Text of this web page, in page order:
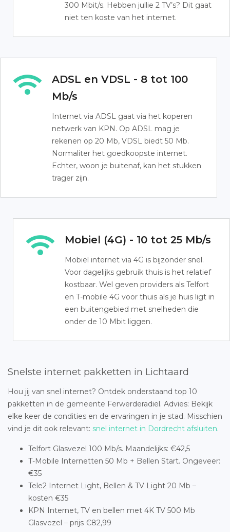
300 Mbit/s. Hebben jullie 2 TV’s? Dit gaat
niet ten koste van het internet.
ADSL en VDSL - 8 tot 100
Mb/s
Internet via ADSL gaat via het koperen
netwerk van KPN. Op ADSL mag je
rekenen op 20 Mb, VDSL biedt 50 Mb.
Normaliter het goedkoopste internet.
Echter, woon je buitenaf, kan het stukken
trager zijn.
Mobiel (4G) - 10 tot 25 Mb/s
Mobiel internet via 4G is bijzonder snel.
Voor dagelijks gebruik thuis is het relatief
kostbaar. Wel geven providers als Telfort
en T-mobile 4G voor thuis als je huis ligt in
een buitengebied met snelheden die
onder de 10 Mbit liggen.
Snelste internet pakketten in Lichtaard
Hou jij van snel internet? Ontdek onderstaand top 10
pakketten in de gemeente Ferwerderadiel. Advies: Bekijk
elke keer de condities en de ervaringen in je stad. Misschien
vind je dit ook relevant: snel internet in Dordrecht afsluiten.
Telfort Glasvezel 100 Mb/s. Maandelijks: €42,5
T-Mobile Internetten 50 Mb + Bellen Start. Ongeveer:
€35
Tele2 Internet Light, Bellen & TV Light 20 Mb –
kosten €35
KPN Internet, TV en bellen met 4K TV 500 Mb
Glasvezel – prijs €82,99